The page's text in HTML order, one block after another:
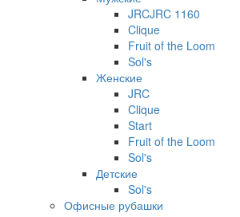
JRCJRC 1160
Clique
Fruit of the Loom
Sol's
Женские
JRC
Clique
Start
Fruit of the Loom
Sol's
Детские
Sol's
Офисные рубашки